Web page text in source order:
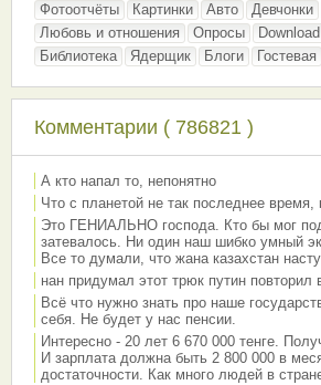
Фотоотчёты
Картинки Авто Девчонки
Любовь и отношения
Опросы Download
Библиотека
Ядерщик Блоги Гостевая
Комментарии ( 786821 )
А кто напал то, непонятно
Что с планетой не так последнее
Это ГЕНИАЛЬНО господа. Кто бы мог
затевалось. Ни один наш шибко умный
Все то думали, что жана казахстан
нан придумал этот трюк путин повторил
Всё что нужно знать про наше
себя. Не будет у нас пенсии.
Интересно - 20 лет 6 670 000 тенге.
И зарплата должна быть 2 800 000 в
достаточности. Как много людей в